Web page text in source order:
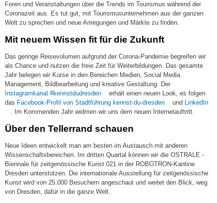
Foren und Veranstaltungen über die Trends im Tourismus während der
Coronazeit aus. Es tut gut, mit Tourismusunternehmen aus der ganzen
Welt zu sprechen und neue Anregungen und Märkte zu finden.
Mit neuem Wissen fit für die Zukunft
Das geringe Reisevolumen aufgrund der Corona-Pandemie begreifen wir
als Chance und nutzen die freie Zeit für Weiterbildungen. Das gesamte
Jahr belegen wir Kurse in den Bereichen Medien, Social Media
Management, Bildbearbeitung und kreative Gestaltung. Der
Instagramkanal #kennstdudresden(link
is
external)
erhält einen neuen Look, es folgen
das Facebook-Profil von Stadtführung kennst-du-dresden(link
is
und LinkedIn
(link
external)
. Im Kommenden Jahr widmen wir uns dem neuen Internetauftritt.
Über den Tellerrand schauen
Neue Ideen entwickelt man am besten im Austausch mit anderen
Wissenschaftsbereichen. Im dritten Quartal können wir die OSTRALE -
Biennale für zeitgenössische Kunst 021 in der ROBOTRON-Kantine
Dresden unterstützen. Die internationale Ausstellung für zeitgenössische
Kunst wird von 25.000 Besuchern angeschaut und weitet den Blick, weg
von Dresden, dafür in die ganze Welt.